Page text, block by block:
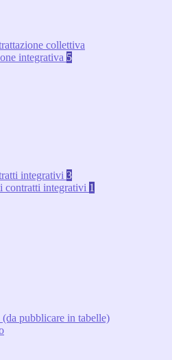
collettiva
integrativa 5
integrativi 3
contratti integrativi 1
pubblicare in tabelle)